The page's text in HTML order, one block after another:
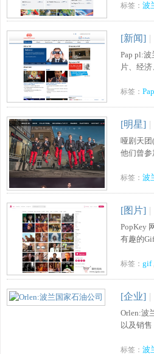
标签： 波
[新闻] |
Pap pl:
片、经
标签： Pap
[明星] |
哑剧天团
他们曾
标签： 波
[图片] |
PopKey
有趣的
标签： gif,
[企业] |
Orlen:波
以及销
标签： 波